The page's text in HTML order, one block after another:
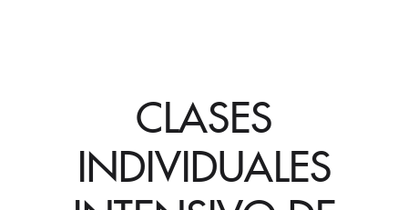
CLASES
INDIVIDUALES